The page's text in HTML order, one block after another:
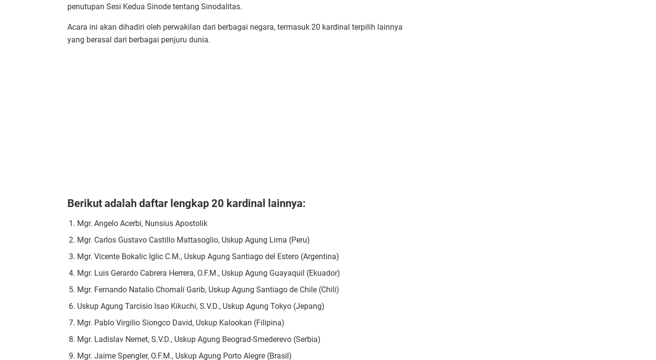
penutupan Sesi Kedua Sinode tentang Sinodalitas.
Acara ini akan dihadiri oleh perwakilan dari berbagai negara, termasuk 20 kardinal terpilih lainnya
yang berasal dari berbagai penjuru dunia.
Berikut adalah daftar lengkap 20 kardinal lainnya:
Mgr. Angelo Acerbi, Nunsius Apostolik
Mgr. Carlos Gustavo Castillo Mattasoglio, Uskup Agung Lima (Peru)
Mgr. Vicente Bokalic Iglic C.M., Uskup Agung Santiago del Estero (Argentina)
Mgr. Luis Gerardo Cabrera Herrera, O.F.M., Uskup Agung Guayaquil (Ekuador)
Mgr. Fernando Natalio Chomalí Garib, Uskup Agung Santiago de Chile (Chili)
Uskup Agung Tarcisio Isao Kikuchi, S.V.D., Uskup Agung Tokyo (Jepang)
Mgr. Pablo Virgilio Siongco David, Uskup Kalookan (Filipina)
Mgr. Ladislav Nemet, S.V.D., Uskup Agung Beograd-Smederevo (Serbia)
Mgr. Jaime Spengler, O.F.M., Uskup Agung Porto Alegre (Brasil)